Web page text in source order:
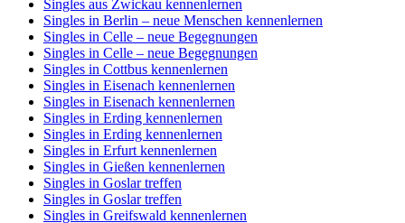
Singles aus Zwickau kennenlernen
Singles in Berlin – neue Menschen kennenlernen
Singles in Celle – neue Begegnungen
Singles in Celle – neue Begegnungen
Singles in Cottbus kennenlernen
Singles in Eisenach kennenlernen
Singles in Eisenach kennenlernen
Singles in Erding kennenlernen
Singles in Erding kennenlernen
Singles in Erfurt kennenlernen
Singles in Gießen kennenlernen
Singles in Goslar treffen
Singles in Goslar treffen
Singles in Greifswald kennenlernen